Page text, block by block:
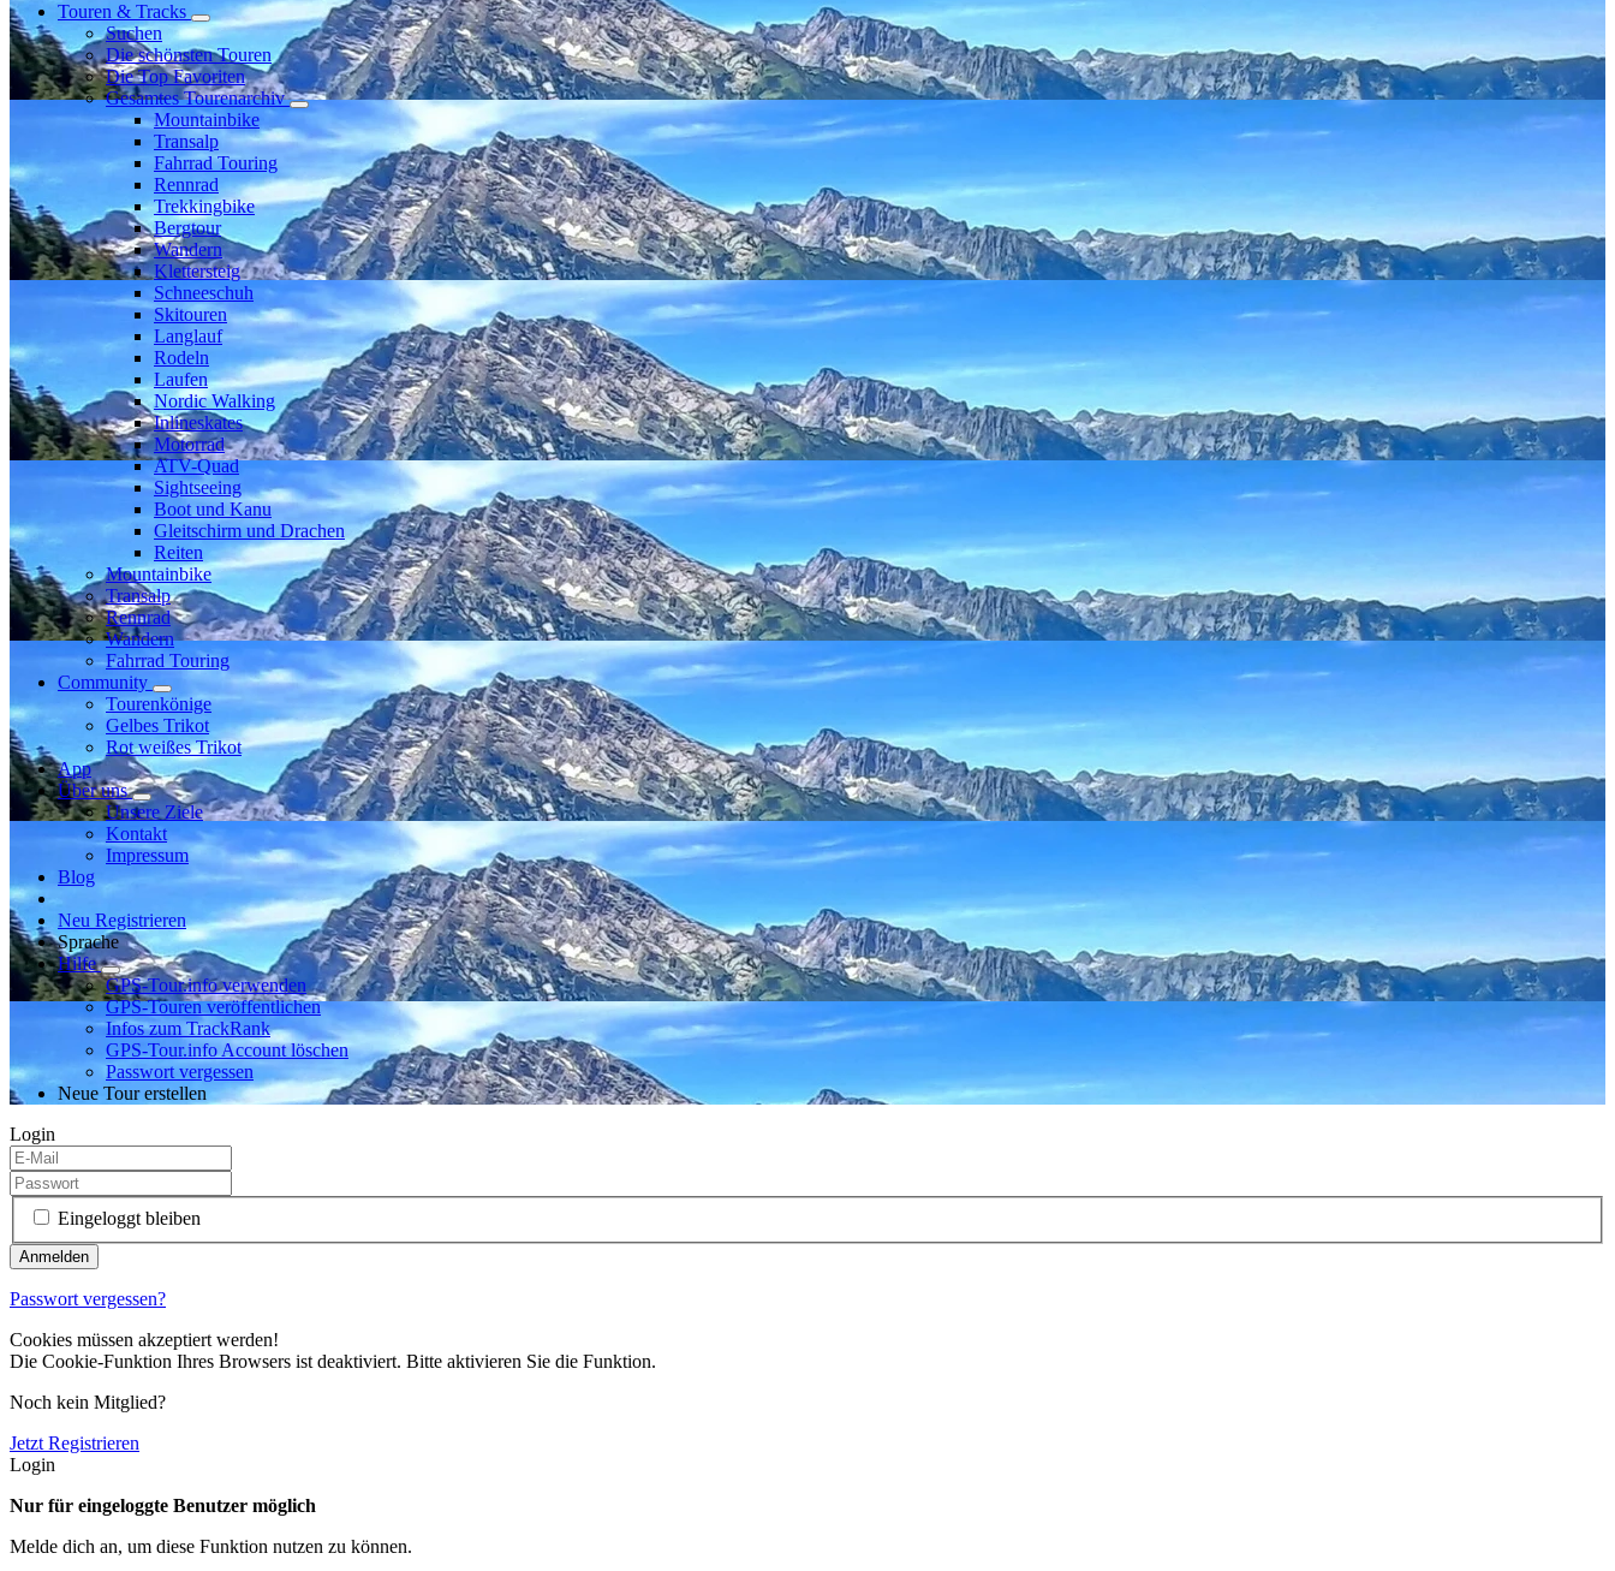
Touren & Tracks
Suchen
Die schönsten Touren
Die Top Favoriten
Gesamtes Tourenarchiv
Mountainbike
Transalp
Fahrrad Touring
Rennrad
Trekkingbike
Bergtour
Wandern
Klettersteig
Schneeschuh
Skitouren
Langlauf
Rodeln
Laufen
Nordic Walking
Inlineskates
Motorrad
ATV-Quad
Sightseeing
Boot und Kanu
Gleitschirm und Drachen
Reiten
Mountainbike
Transalp
Rennrad
Wandern
Fahrrad Touring
Community
Tourenkönige
Gelbes Trikot
Rot weißes Trikot
App
Über uns
Unsere Ziele
Kontakt
Impressum
Blog
Neu Registrieren
Sprache
Hilfe
GPS-Tour.info verwenden
GPS-Touren veröffentlichen
Infos zum TrackRank
GPS-Tour.info Account löschen
Passwort vergessen
Neue Tour erstellen
Login
Eingeloggt bleiben
Passwort vergessen?
Cookies müssen akzeptiert werden!
Die Cookie-Funktion Ihres Browsers ist deaktiviert. Bitte aktivieren Sie die Funktion.
Noch kein Mitglied?
Jetzt Registrieren
Login
Nur für eingeloggte Benutzer möglich
Melde dich an, um diese Funktion nutzen zu können.